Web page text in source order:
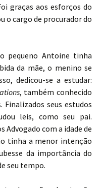
graças aos esforços do
o cargo de procurador do
pequeno Antoine tinha
da mãe, o menino se
dedicou-se a estudar:
, também conhecido
seus estudos
leis, como seu pai.
Advogado com a idade de
tinha a menor intenção
da importância do
seu tempo.